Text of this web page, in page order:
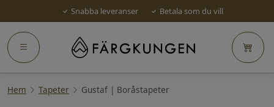
Snabba leveranser Betala som du vill
Hem Tapeter Gustaf | Boråstapeter